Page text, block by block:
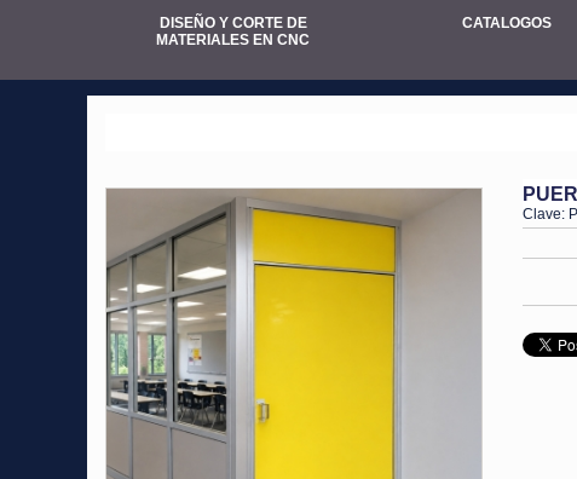
DISEÑO Y CORTE DE
MATERIALES EN CNC
CATALOGOS
Clave: